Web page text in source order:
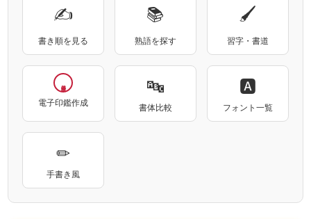
✍
書き順を見る
📚
熟語を探す
🖌
習字・書道
電子印鑑作成
🔤
書体比較
🅰
フォント一覧
✏
手書き風